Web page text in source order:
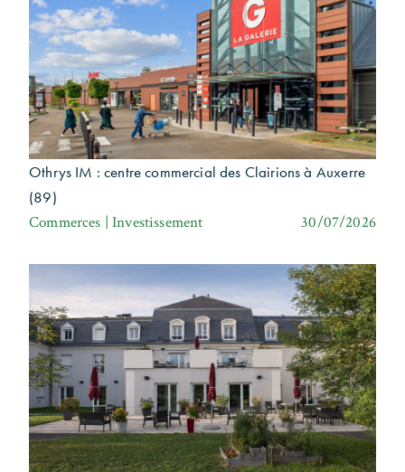
Othrys IM : centre commercial des Clairions à Auxerre
(89)
Commerces | Investissement 30/07/2026